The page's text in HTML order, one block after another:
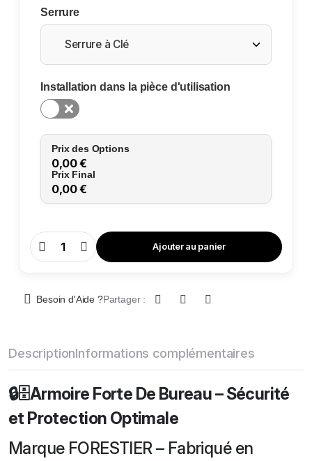
Serrure
Installation dans la pièce d'utilisation
0,00 €
0,00 €
Armoire
Forte
JDO
Ajouter au panier
Besoin d'Aide ?Partager :
DescriptionInformations complémentaires
🔒🗄️Armoire Forte De Bureau – Sécurité
et Protection Optimale
Marque FORESTIER – Fabriqué en